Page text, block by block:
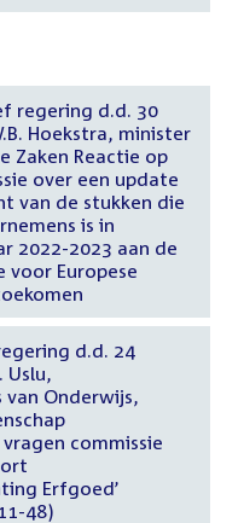
regering d.d. 30
Hoekstra, minister
Zaken Reactie op
over een update
van de stukken die
is in
2022-2023 aan de
voor Europese
d.d. 24
Uslu,
Onderwijs,
commissie
Erfgoed’
48)